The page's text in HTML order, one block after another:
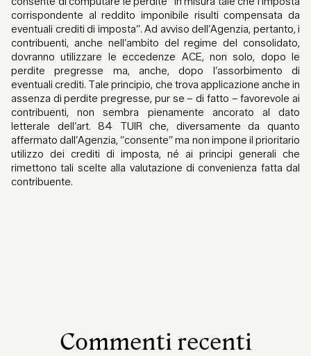
corrispondente al reddito imponibile risulti compensata da
eventuali crediti di imposta”. Ad avviso dell’Agenzia, pertanto, i
contribuenti, anche nell’ambito del regime del consolidato,
dovranno utilizzare le eccedenze ACE, non solo, dopo le
perdite pregresse ma, anche, dopo l’assorbimento di
eventuali crediti. Tale principio, che trova applicazione anche in
assenza di perdite pregresse, pur se – di fatto – favorevole ai
contribuenti, non sembra pienamente ancorato al dato
letterale dell’art. 84 TUIR che, diversamente da quanto
affermato dall’Agenzia, “consente” ma non impone il prioritario
utilizzo dei crediti di imposta, né ai principi generali che
rimettono tali scelte alla valutazione di convenienza fatta dal
contribuente.
Commenti recenti